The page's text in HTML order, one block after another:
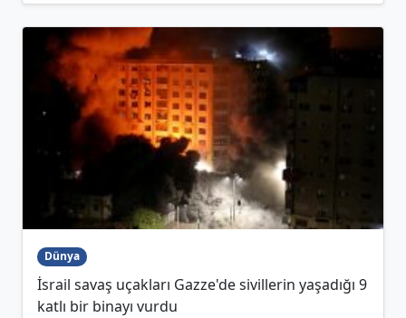
Dünya
İsrail savaş uçakları Gazze'de sivillerin yaşadığı 9
katlı bir binayı vurdu